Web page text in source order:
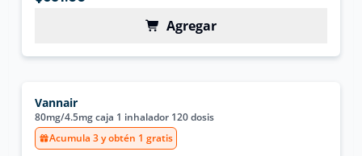
Agregar
Vannair
80mg/4.5mg caja 1 inhalador 120 dosis
Acumula 3 y obtén 1 gratis